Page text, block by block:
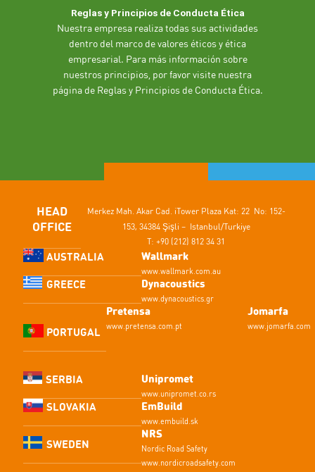
Reglas y Principios de Conducta Ética
Nuestra empresa realiza todas sus actividades
dentro del marco de valores éticos y ética
empresarial. Para más información sobre
nuestros principios, por favor visite nuestra
página de Reglas y Principios de Conducta Ética.
HEAD
OFFICE
Merkez Mah. Akar Cad. iTower Plaza Kat: 22 No: 152-
153, 34384 Şişli – Istanbul/Turkiye
T: +90 (212) 812 34 31
AUSTRALIA Wallmark
www.wallmark.com.au
GREECE Dynacoustics
www.dynacoustics.gr
PORTUGAL
Pretensa
www.pretensa.com.pt
Jomarfa
www.jomarfa.com
SERBIA Unipromet
www.unipromet.co.rs
SLOVAKIA EmBuild
www.embuild.sk
SWEDEN
NRS
Nordic Road Safety
www.nordicroadsafety.com